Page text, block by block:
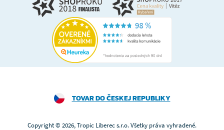
TOVAR DO ČESKEJ REPUBLIKY
Copyright © 2026, Tropic Liberec s.r.o. Všetky práva vyhradené.